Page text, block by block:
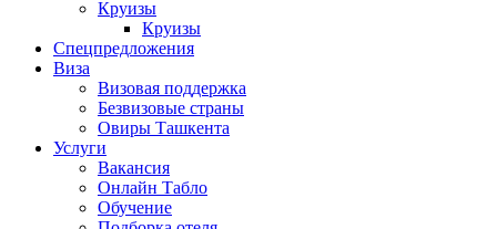
Круизы
Круизы
Спецпредложения
Виза
Визовая поддержка
Безвизовые страны
Овиры Ташкента
Услуги
Вакансия
Онлайн Табло
Обучение